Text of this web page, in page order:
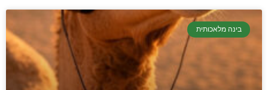
בינה מלאכותית